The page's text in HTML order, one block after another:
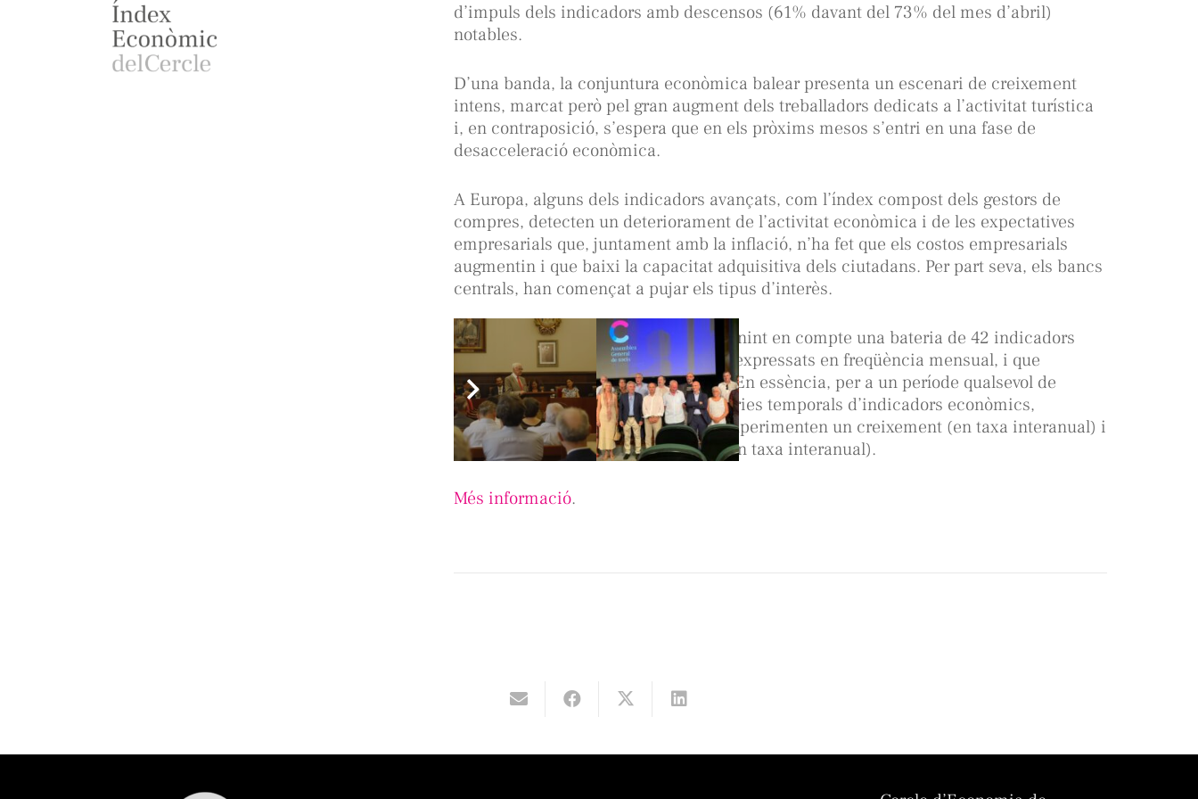
d’impuls dels indicadors amb descensos (61% davant del 73% del mes d’abril)
notables.
D’una banda, la conjuntura econòmica balear presenta un escenari de creixement
intens, marcat però pel gran augment dels treballadors dedicats a l’activitat turística
i, en contraposició, s’espera que en els pròxims mesos s’entri en una fase de
desacceleració econòmica.
A Europa, alguns dels indicadors avançats, com l’índex compost dels gestors de
compres, detecten un deteriorament de l’activitat econòmica i de les expectatives
empresarials que, juntament amb la inflació, n’ha fet que els costos empresarials
augmentin i que baixi la capacitat adquisitiva dels ciutadans. Per part seva, els bancs
centrals, han començat a pujar els tipus d’interès.
L’Índex Econòmic IB es construeix tenint en compte una bateria de 42 indicadors
representatius de l’economia balear, expressats en freqüència mensual, i que
cobreixen tots els sectors d’activitat. En essència, per a un període qualsevol de
temps –un mes- i per a un grup de sèries temporals d’indicadors econòmics,
estudiem el percentatge dels quals experimenten un creixement (en taxa interanual) i
d’aquests, quals s’acceleren (també en taxa interanual).
Més informació.